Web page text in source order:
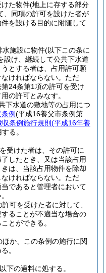
た物件(地上に存する部分
、同項の許可を設けた者が
を設ける目的に附随して
水施設に物件(以下この条に
設け、継続して公共下水道
とする者は、占用許可願
ければならない。 ただ
24条第1項の許可を受け
の許可とみなす。
下水道の敷地等の占用につ
例(平成16養父市条例第
条例施行規則 (平成16年養
る。
受けた者は、その許可に
したとき、又は当該占用
は、当該占用物件を除却
ければならない。 ただ
であると管理者において
可を受けた者に対して、
ることが不適当な場合の
とができる。
か、この条例の施行に関
。
下の過料に処する。